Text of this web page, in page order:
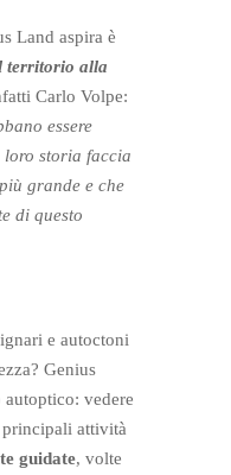
Land aspira è
territorio alla
Carlo Volpe:
essere
loro storia faccia
grande e che
di questo
e autoctoni
Genius
vedere
principali attività
guidate, volte